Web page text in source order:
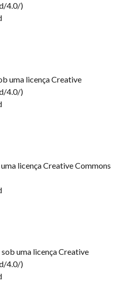
4.0/)
uma licença Creative
4.0/)
licença Creative Commons
uma licença Creative
4.0/)